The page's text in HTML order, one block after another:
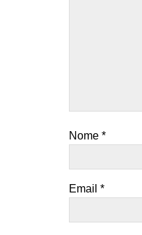
Nome *
Email *